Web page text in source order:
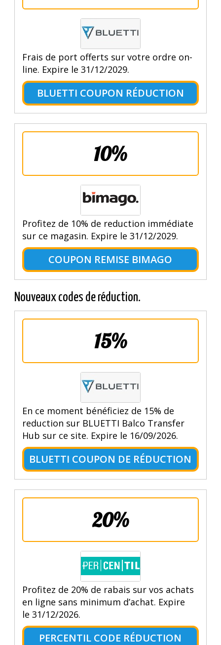
Frais de port offerts sur votre ordre on-
line. Expire le 31/12/2029.
BLUETTI COUPON RÉDUCTION
10%
Profitez de 10% de reduction immédiate
sur ce magasin. Expire le 31/12/2029.
COUPON REMISE BIMAGO
Nouveaux codes de réduction.
15%
En ce moment bénéficiez de 15% de
reduction sur BLUETTI Balco Transfer
Hub sur ce site. Expire le 16/09/2026.
BLUETTI COUPON DE RÉDUCTION
20%
Profitez de 20% de rabais sur vos achats
en ligne sans minimum d’achat. Expire
le 31/12/2026.
PERCENTIL CODE RÉDUCTION